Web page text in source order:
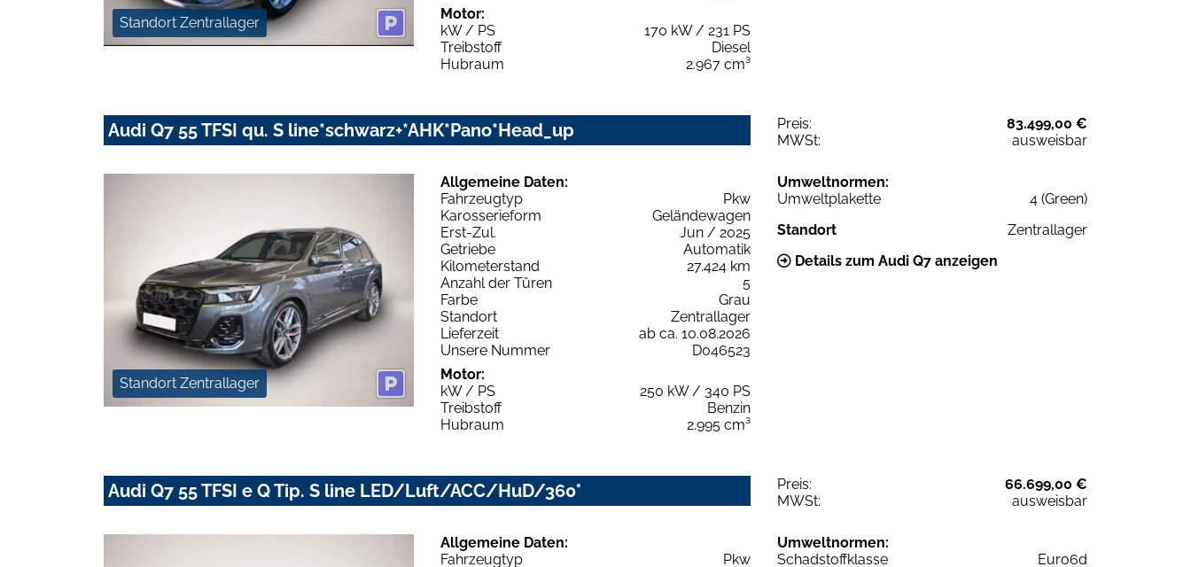
Standort Zentrallager
Motor:
kW / PS
170 kW / 231 PS
Treibstoff
Diesel
Hubraum
2.967 cm³
Audi Q7 55 TFSI qu. S line*schwarz+*AHK*Pano*Head_up Preis:
83.499,00 €
MWSt:
ausweisbar
Standort Zentrallager
Allgemeine Daten:
Fahrzeugtyp
Pkw
Karosserieform
Geländewagen
Erst-Zul.
Jun / 2025
Getriebe
Automatik
Kilometerstand
27.424 km
Anzahl der Türen
5
Farbe
Grau
Standort
Zentrallager
Lieferzeit
ab ca. 10.08.2026
Unsere Nummer
D046523
Motor:
kW / PS
250 kW / 340 PS
Treibstoff
Benzin
Hubraum
2.995 cm³
Umweltnormen:
Umweltplakette
4 (Green)
Standort
Zentrallager
Details zum Audi Q7 anzeigen
Audi Q7 55 TFSI e Q Tip. S line LED/Luft/ACC/HuD/360° Preis:
66.699,00 €
MWSt:
ausweisbar
Allgemeine Daten:
Fahrzeugtyp
Pkw
Umweltnormen:
Schadstoffklasse
Euro6d